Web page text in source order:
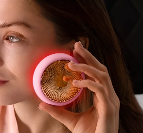
Iniciar sesión
Perfil de usuario
Mis dispositivos
Mis pedidos
Mis direcciones
Mis suscripciones
Tech Elixir
Set
Deutsch
Español
Italiano
Português
Svenska
Русский
简体中文 繁體中文